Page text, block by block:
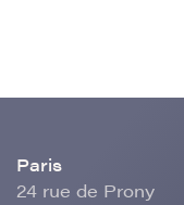
Paris
24 rue de Prony